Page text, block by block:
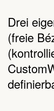
Drei
(freie